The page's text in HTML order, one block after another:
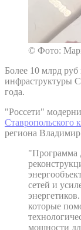
© Фото:
Более 10 млрд руб
инфраструктуры
года.
"Россети"
Ставропольского
региона
"Программа
сетей и
которые
мощности